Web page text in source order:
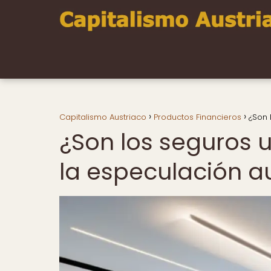
Capitalismo Austriaco Productos Financieros
¿Son los seguros
la especulación